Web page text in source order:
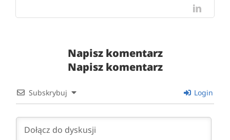
LinkedIn
Napisz komentarz
Napisz komentarz
Subskrybuj Login